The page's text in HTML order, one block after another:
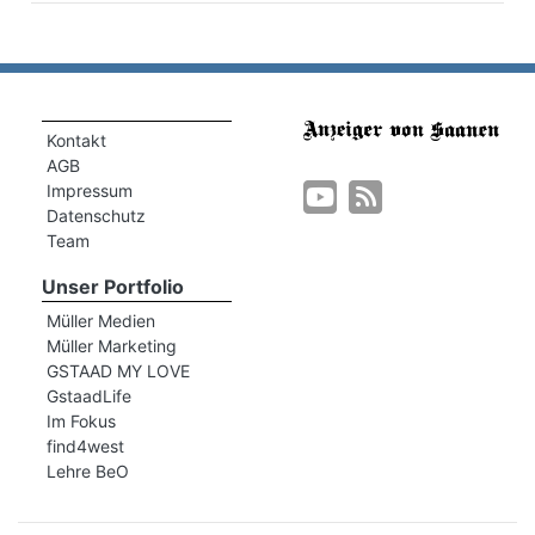
Kontakt
AGB
Impressum
Datenschutz
Team
Unser Portfolio
Müller Medien
Müller Marketing
GSTAAD MY LOVE
GstaadLife
Im Fokus
find4west
Lehre BeO